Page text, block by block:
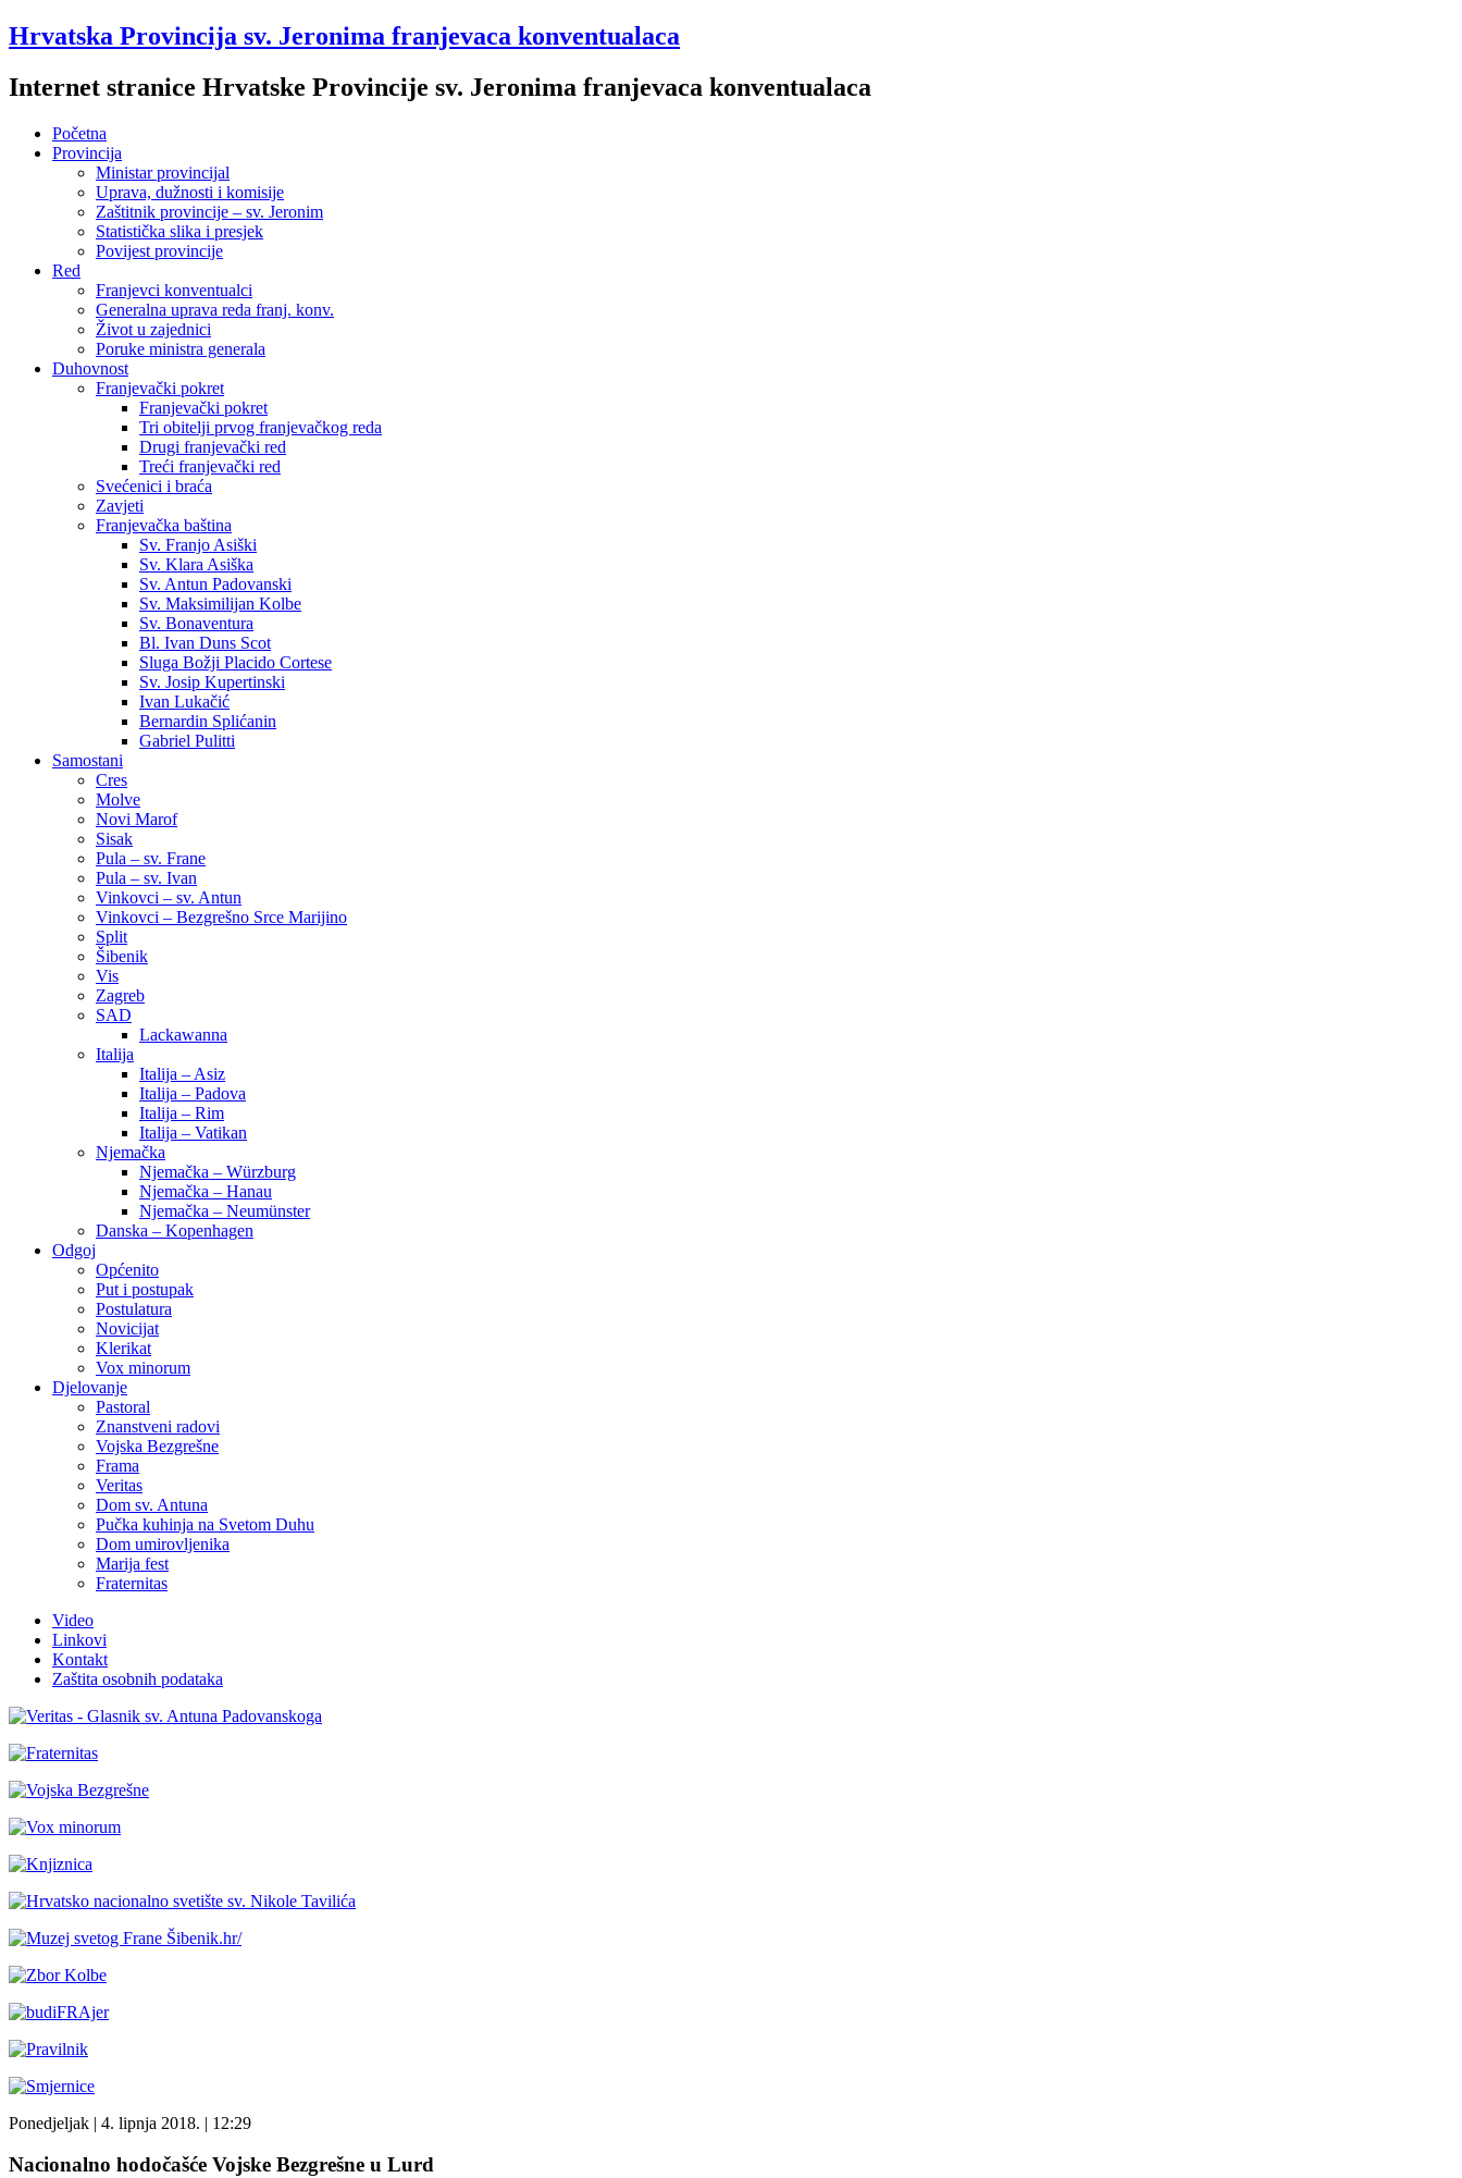
Hrvatska Provincija sv. Jeronima franjevaca konventualaca
Internet stranice Hrvatske Provincije sv. Jeronima franjevaca konventualaca
Početna
Provincija
Ministar provincijal
Uprava, dužnosti i komisije
Zaštitnik provincije – sv. Jeronim
Statistička slika i presjek
Povijest provincije
Red
Franjevci konventualci
Generalna uprava reda franj. konv.
Život u zajednici
Poruke ministra generala
Duhovnost
Franjevački pokret
Franjevački pokret
Tri obitelji prvog franjevačkog reda
Drugi franjevački red
Treći franjevački red
Svećenici i braća
Zavjeti
Franjevačka baština
Sv. Franjo Asiški
Sv. Klara Asiška
Sv. Antun Padovanski
Sv. Maksimilijan Kolbe
Sv. Bonaventura
Bl. Ivan Duns Scot
Sluga Božji Placido Cortese
Sv. Josip Kupertinski
Ivan Lukačić
Bernardin Splićanin
Gabriel Pulitti
Samostani
Cres
Molve
Novi Marof
Sisak
Pula – sv. Frane
Pula – sv. Ivan
Vinkovci – sv. Antun
Vinkovci – Bezgrešno Srce Marijino
Split
Šibenik
Vis
Zagreb
SAD
Lackawanna
Italija
Italija – Asiz
Italija – Padova
Italija – Rim
Italija – Vatikan
Njemačka
Njemačka – Würzburg
Njemačka – Hanau
Njemačka – Neumünster
Danska – Kopenhagen
Odgoj
Općenito
Put i postupak
Postulatura
Novicijat
Klerikat
Vox minorum
Djelovanje
Pastoral
Znanstveni radovi
Vojska Bezgrešne
Frama
Veritas
Dom sv. Antuna
Pučka kuhinja na Svetom Duhu
Dom umirovljenika
Marija fest
Fraternitas
Video
Linkovi
Kontakt
Zaštita osobnih podataka
Ponedjeljak | 4. lipnja 2018. | 12:29
Nacionalno hodočašće Vojske Bezgrešne u Lurd